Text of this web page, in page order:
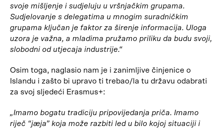
svoje mišljenje i sudjeluju u vršnjačkim grupama.
Sudjelovanje s delegatima u mnogim suradničkim
grupama ključan je faktor za širenje informacija. Uloga
uzora je važna, a mladima pružamo priliku da budu svoji,
slobodni od utjecaja industrije.“
Osim toga, naglasio nam je i zanimljive činjenice o
Islandu i zašto bi upravo ti trebao/la tu državu odabrati
za svoj sljedeći Erasmus+:
„Imamo bogatu tradiciju pripovijedanja priča. Imamo
riječ “jæja” koja može razbiti led u bilo kojoj situaciji i